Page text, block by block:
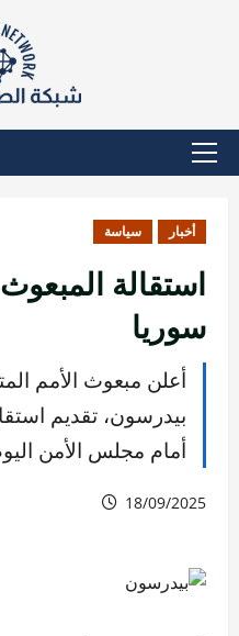
القائمة
أخبار سياسة
استقالة
سوريا
أعلن مبعوث الأمم
بيدرسون، تقديم
أمام مجلس الأمن
18/09/2025